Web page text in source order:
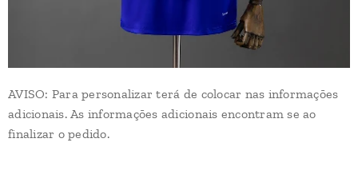
AVISO: Para personalizar terá de colocar nas informações
adicionais. As informações adicionais encontram se ao
finalizar o pedido.